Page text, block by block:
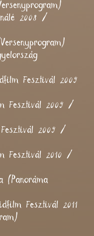
2008 /
Fesztivál 2009
Fesztivál 2009 /
2009 /
Fesztivál 2010 /
(Panoráma
Fesztivál 2011